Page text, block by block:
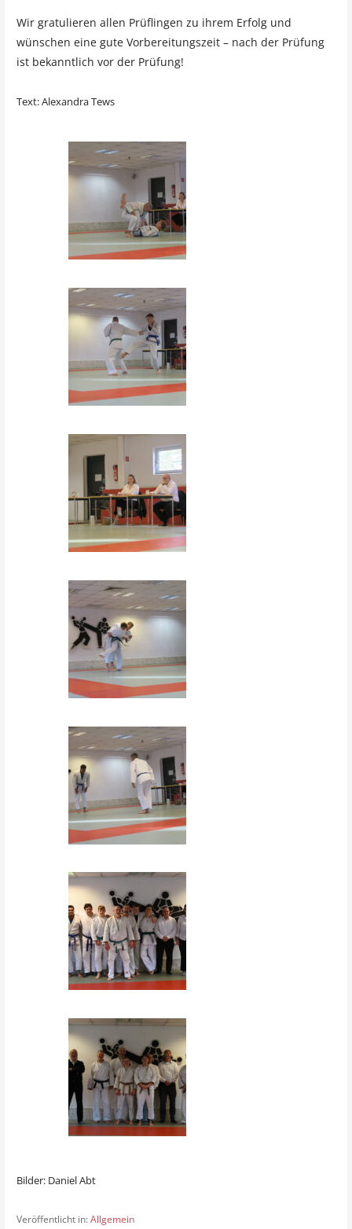
Wir gratulieren allen Prüflingen zu ihrem Erfolg und
wünschen eine gute Vorbereitungszeit – nach der Prüfung
ist bekanntlich vor der Prüfung!
Text: Alexandra Tews
Bilder: Daniel Abt
Veröffentlicht in:Allgemein